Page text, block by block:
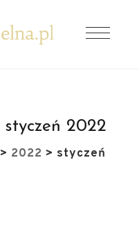
styczeń 2022
> 2022 > styczeń